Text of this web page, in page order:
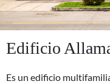
Edificio
Es un edificio